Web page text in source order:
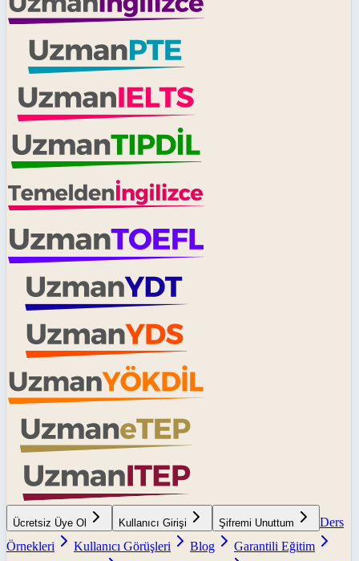
Ücretsiz Üye Ol Kullanıcı Girişi Şifremi Unuttum
Ders
Örnekleri
Kullanıcı Görüşleri Blog
Garantili Eğitim